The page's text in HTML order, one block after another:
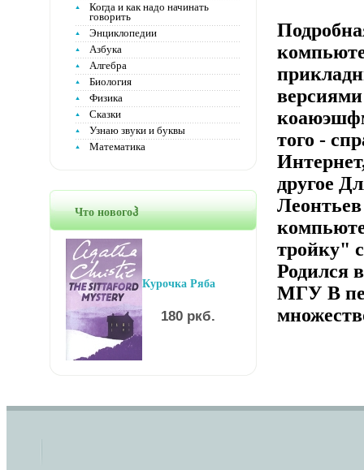
Когда и как надо начинать
говорить
Энциклопедии
Азбука
Алгебра
Биология
Физика
Сказки
Узнаю звуки и буквы
Математика
Что новогоჰ
Курочка Ряба
180 ркб.
того -
другое
тройку"
Родился
МГУ В